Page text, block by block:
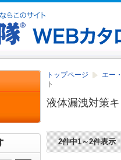
トップページ
エー
ト
液体漏洩対策
2件中1～2件表示